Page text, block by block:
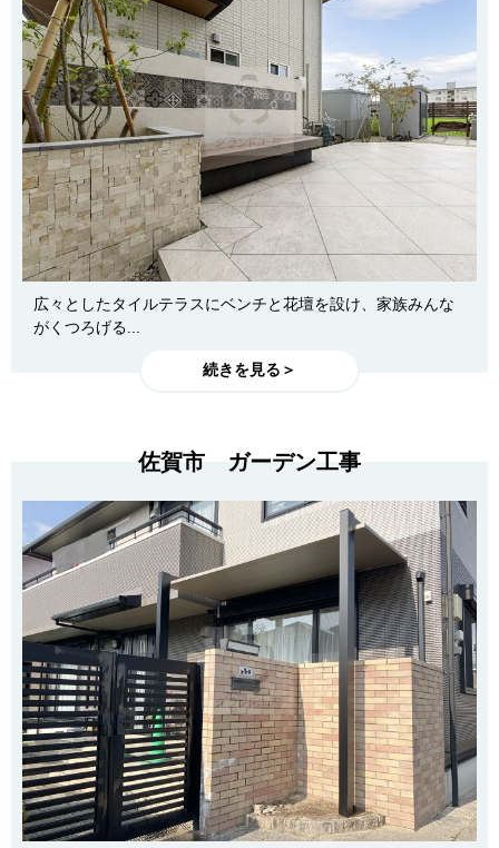
広々としたタイルテラスにベンチと花壇を設け、家族みんな
がくつろげる...
続きを見る＞
佐賀市 ガーデン工事